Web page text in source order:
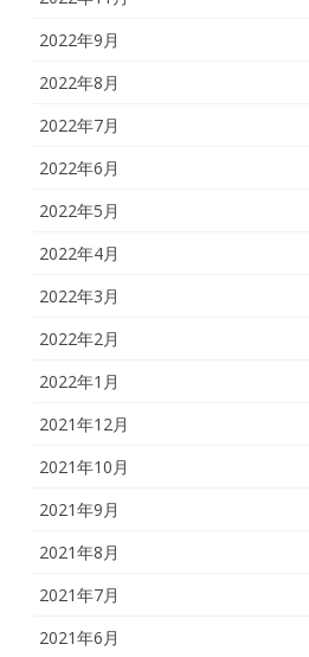
2022年9月
2022年8月
2022年7月
2022年6月
2022年5月
2022年4月
2022年3月
2022年2月
2022年1月
2021年12月
2021年10月
2021年9月
2021年8月
2021年7月
2021年6月